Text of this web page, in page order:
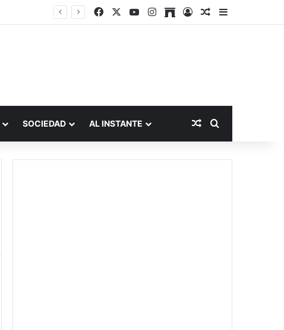
FacebookYouTubeInstagram
ArchiveAccesoPublicación al
Barra lateral
SOCIEDAD AL INSTANTE Publicación al
Buscar por